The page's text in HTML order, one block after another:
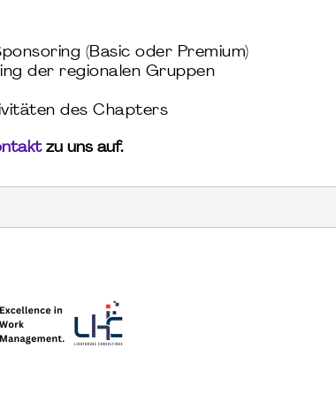
(Basic oder Premium)
der regionalen Gruppen
des Chapters
zu uns auf.